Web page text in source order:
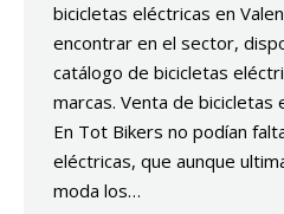
bicicletas eléctricas en
encontrar en el sector,
catálogo de bicicletas
marcas. Venta de bicicletas
En Tot Bikers no podían
eléctricas, que aunque
moda los…